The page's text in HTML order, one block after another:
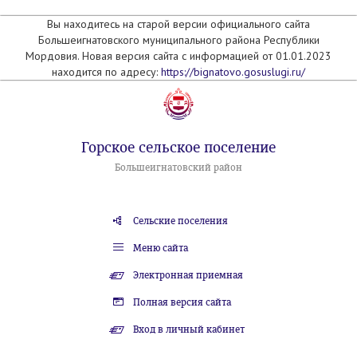
Вы находитесь на старой версии официального сайта
Большеигнатовского муниципального района Республики
Мордовия. Новая версия сайта с информацией от 01.01.2023
находится по адресу: https://bignatovo.gosuslugi.ru/
Горское сельское поселение
Большеигнатовский район
Сельские поселения
Меню сайта
Электронная приемная
Полная версия сайта
Вход в личный кабинет